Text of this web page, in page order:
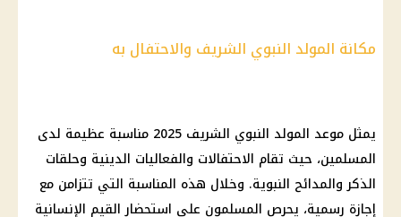
مكانة المولد النبوي الشريف والاحتفال به
يمثل موعد المولد النبوي الشريف 2025 مناسبة عظيمة لدى
المسلمين، حيث تقام الاحتفالات والفعاليات الدينية وحلقات
الذكر والمدائح النبوية. وخلال هذه المناسبة التي تتزامن مع
إجازة رسمية، يحرص المسلمون على استحضار القيم الإنسانية